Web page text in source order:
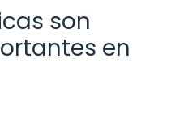
son
en